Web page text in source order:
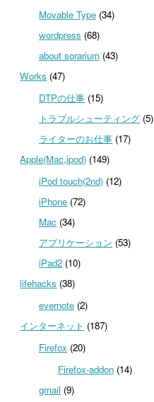
Movable Type(34)
wordpress (68)
about sorarium(43)
Works (47)
DTPの仕事(15)
トラブルシューティング(5)
ライターのお仕事(17)
Apple(Mac,ipod) (149)
iPod touch(2nd)(12)
iPhone(72)
Mac(34)
アプリケーション (53)
iPad2(10)
lifehacks (38)
evernote(2)
インターネット (187)
Firefox (20)
Firefox-addon(14)
gmail (9)